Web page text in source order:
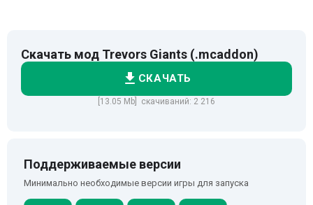
Скачать мод Trevors Giants (.mcaddon)
СКАЧАТЬ
[13.05 Mb] скачиваний: 2 216
Поддерживаемые версии
Минимально необходимые версии игры для запуска